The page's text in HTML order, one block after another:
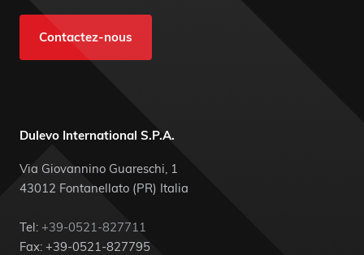
Contactez-nous
Dulevo International S.P.A.
Via Giovannino Guareschi, 1
43012 Fontanellato (PR) Italia
Tel: +39-0521-827711
Fax: +39-0521-827795